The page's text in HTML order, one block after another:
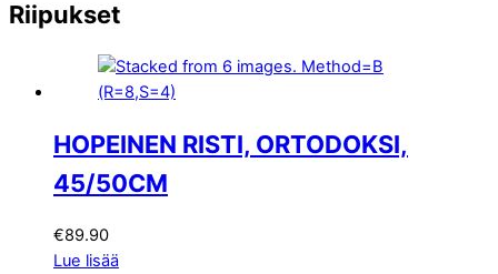
Riipukset
HOPEINEN RISTI, ORTODOKSI,
45/50CM
€89.90
Lue lisää